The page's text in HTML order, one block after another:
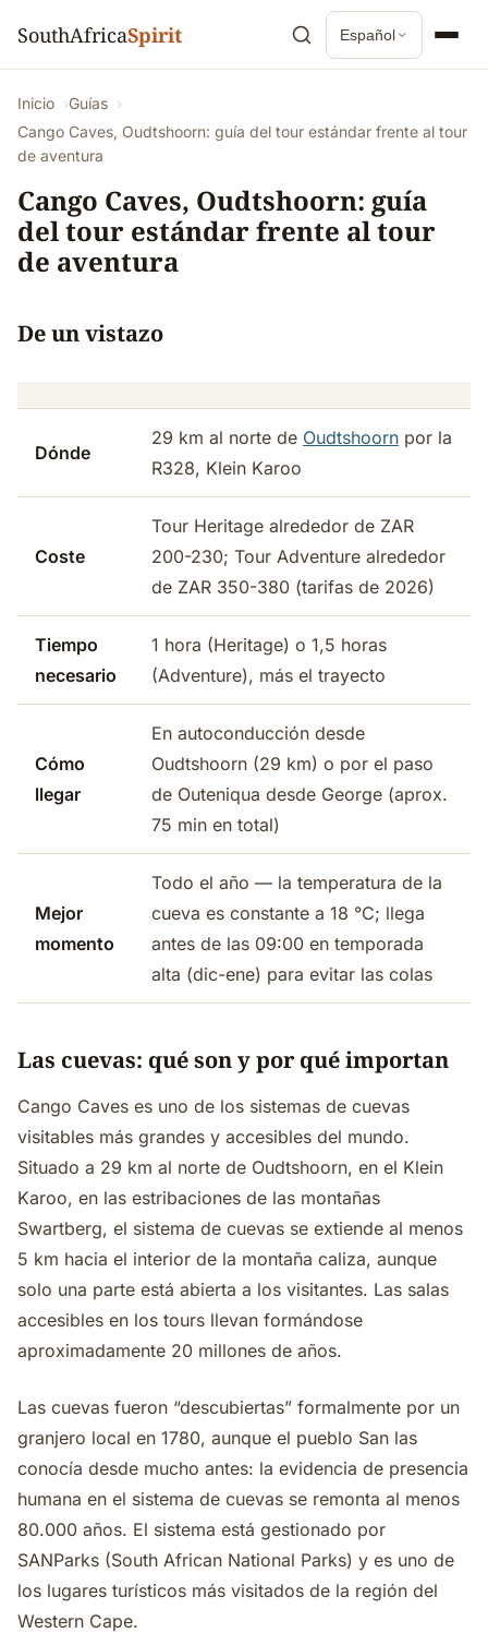
SouthAfricaSpirit Español
Inicio
Guías
Cango Caves, Oudtshoorn: guía del tour estándar frente al tour
de aventura
Cango Caves, Oudtshoorn: guía
del tour estándar frente al tour
de aventura
De un vistazo
Dónde
29 km al norte de Oudtshoorn por la
R328, Klein Karoo
Coste
Tour Heritage alrededor de ZAR
200-230; Tour Adventure alrededor
de ZAR 350-380 (tarifas de 2026)
Tiempo
necesario
1 hora (Heritage) o 1,5 horas
(Adventure), más el trayecto
Cómo
llegar
En autoconducción desde
Oudtshoorn (29 km) o por el paso
de Outeniqua desde George (aprox.
75 min en total)
Mejor
momento
Todo el año — la temperatura de la
cueva es constante a 18 °C; llega
antes de las 09:00 en temporada
alta (dic-ene) para evitar las colas
Las cuevas: qué son y por qué importan
Cango Caves es uno de los sistemas de cuevas
visitables más grandes y accesibles del mundo.
Situado a 29 km al norte de Oudtshoorn, en el Klein
Karoo, en las estribaciones de las montañas
Swartberg, el sistema de cuevas se extiende al menos
5 km hacia el interior de la montaña caliza, aunque
solo una parte está abierta a los visitantes. Las salas
accesibles en los tours llevan formándose
aproximadamente 20 millones de años.
Las cuevas fueron “descubiertas” formalmente por un
granjero local en 1780, aunque el pueblo San las
conocía desde mucho antes: la evidencia de presencia
humana en el sistema de cuevas se remonta al menos
80.000 años. El sistema está gestionado por
SANParks (South African National Parks) y es uno de
los lugares turísticos más visitados de la región del
Western Cape.